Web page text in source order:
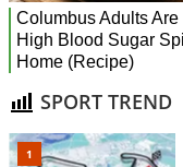
SPORT TREND